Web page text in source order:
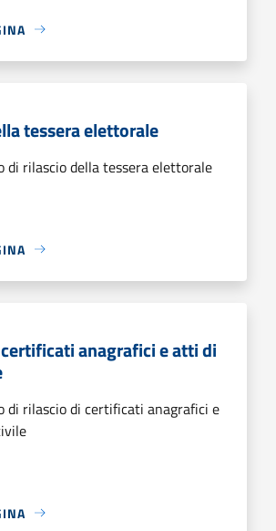
tessera elettorale
di rilascio della tessera elettorale
anagrafici e atti di
di rilascio di certificati anagrafici e